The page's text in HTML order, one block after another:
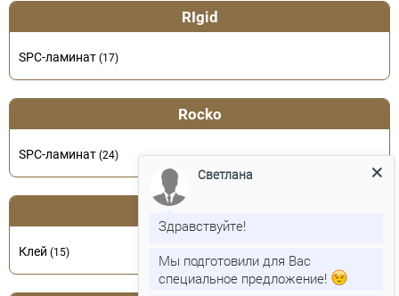
RIgid
SPC-ламинат (17)
Rocko
SPC-ламинат (24)
Клей (15)
Светлана
Здравствуйте!
Мы подготовили для Вас
специальное предложение!